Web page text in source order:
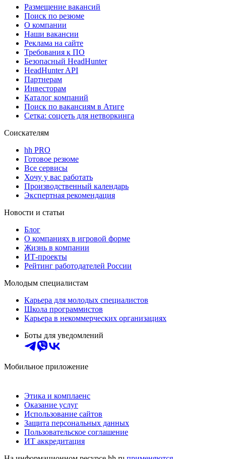
Размещение вакансий
Поиск по резюме
О компании
Наши вакансии
Реклама на сайте
Требования к ПО
Безопасный HeadHunter
HeadHunter API
Партнерам
Инвесторам
Каталог компаний
Поиск по вакансиям в Атиге
Сетка: соцсеть для нетворкинга
Соискателям
hh PRO
Готовое резюме
Все сервисы
Хочу у вас работать
Производственный календарь
Экспертная рекомендация
Новости и статьи
Блог
О компаниях в игровой форме
Жизнь в компании
ИТ-проекты
Рейтинг работодателей России
Молодым специалистам
Карьера для молодых специалистов
Школа программистов
Карьера в некоммерческих организациях
Боты для уведомлений
Мобильное приложение
Этика и комплаенс
Оказание услуг
Использование сайтов
Защита персональных данных
Пользовательское соглашение
ИТ аккредитация